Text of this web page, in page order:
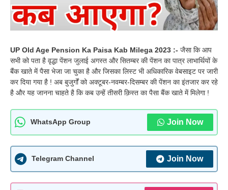
UP Old Age Pension Ka Paisa Kab Milega 2023 :- जैसा कि आप
सभी को पता है वृद्धा पेंशन जुलाई अगस्त और सितम्बर की पेंशन का पात्र लाभार्थियों के
बैंक खाते में पैसा भेजा जा चुका है और जिसका लिस्ट भी अधिकारिक वेबसाइट पर जारी
कर दिया गया है ! अब बुजुर्गों को अक्टूबर-नवम्बर-दिसम्बर की पेंशन का इंतजार कर रहे
है और यह जानना चाहते है कि कब उन्हें तीसरी क़िस्त का पैसा बैंक खाते में मिलेगा !
WhatsApp Group Join Now
Telegram Channel Join Now